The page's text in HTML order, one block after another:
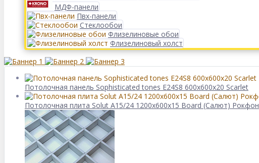
МДФ-панели
Пвх-панели
Стеклообои
Флизелиновые обои
Флизелиновый холст
Потолочная панель Sophisticated tones E24S8 600x600x20 Scarlet
Потолочная плита Solut A15/24 1200х600х15 Board (Салют) Рокфон